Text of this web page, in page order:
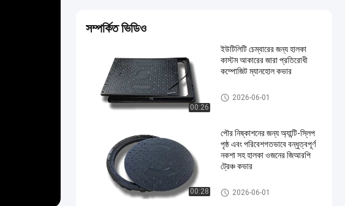
সম্পর্কিত ভিডিও
00:26
ইউটিলিটি চেম্বারের জন্য হালকা
কাস্টম আকারের জারা প্রতিরোধী
কম্পোজিট ম্যানহোল কভার
এসএমসি ম্যানহোল কভার
2026-06-01
00:28
পৌর নিষ্কাশনের জন্য অ্যান্টি-স্লিপ
পৃষ্ঠ এবং পরিবেশগতভাবে বন্ধুত্বপূর্ণ
নকশা সহ হালকা ওজনের জিআরপি
ট্রেঞ্চ কভার
এসএমসি ম্যানহোল কভার
2026-06-01